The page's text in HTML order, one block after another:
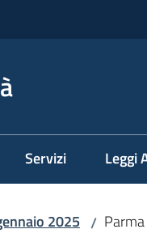
Servizi Leggi
2025 /